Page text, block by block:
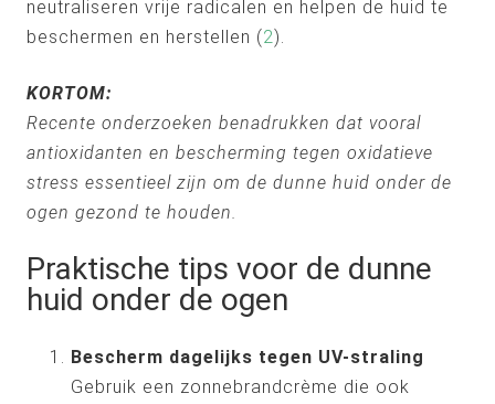
neutraliseren vrije radicalen en helpen de huid te
beschermen en herstellen (2).
KORTOM:
Recente onderzoeken benadrukken dat vooral
antioxidanten en bescherming tegen oxidatieve
stress essentieel zijn om de dunne huid onder de
ogen gezond te houden.
Praktische tips voor de dunne
huid onder de ogen
Bescherm dagelijks tegen UV-straling
Gebruik een zonnebrandcrème die ook